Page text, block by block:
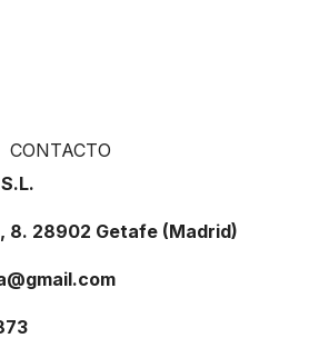
CONTACTO
8. 28902 Getafe (Madrid)